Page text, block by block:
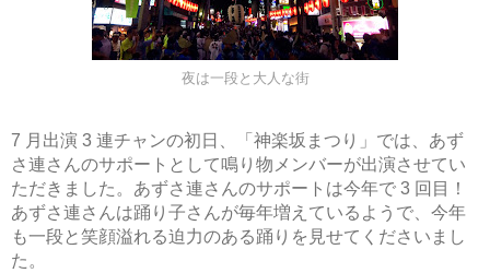
夜は一段と大人な街
7 月出演 3 連チャンの初日、「神楽坂まつり」では、あず
さ連さんのサポートとして鳴り物メンバーが出演させてい
ただきました。あずさ連さんのサポートは今年で 3 回目！
あずさ連さんは踊り子さんが毎年増えているようで、今年
も一段と笑顔溢れる迫力のある踊りを見せてくださいまし
た。